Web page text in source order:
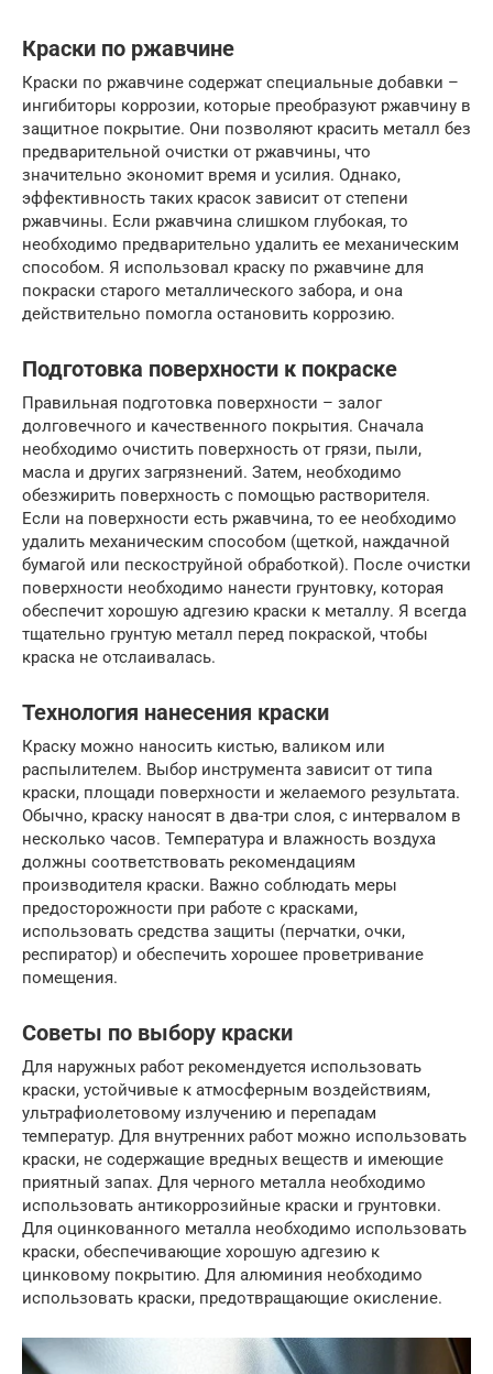
Краски по ржавчине
Краски по ржавчине содержат специальные добавки –
ингибиторы коррозии, которые преобразуют ржавчину в
защитное покрытие. Они позволяют красить металл без
предварительной очистки от ржавчины, что
значительно экономит время и усилия. Однако,
эффективность таких красок зависит от степени
ржавчины. Если ржавчина слишком глубокая, то
необходимо предварительно удалить ее механическим
способом. Я использовал краску по ржавчине для
покраски старого металлического забора, и она
действительно помогла остановить коррозию.
Подготовка поверхности к покраске
Правильная подготовка поверхности – залог
долговечного и качественного покрытия. Сначала
необходимо очистить поверхность от грязи, пыли,
масла и других загрязнений. Затем, необходимо
обезжирить поверхность с помощью растворителя.
Если на поверхности есть ржавчина, то ее необходимо
удалить механическим способом (щеткой, наждачной
бумагой или пескоструйной обработкой). После очистки
поверхности необходимо нанести грунтовку, которая
обеспечит хорошую адгезию краски к металлу. Я всегда
тщательно грунтую металл перед покраской, чтобы
краска не отслаивалась.
Технология нанесения краски
Краску можно наносить кистью, валиком или
распылителем. Выбор инструмента зависит от типа
краски, площади поверхности и желаемого результата.
Обычно, краску наносят в два-три слоя, с интервалом в
несколько часов. Температура и влажность воздуха
должны соответствовать рекомендациям
производителя краски. Важно соблюдать меры
предосторожности при работе с красками,
использовать средства защиты (перчатки, очки,
респиратор) и обеспечить хорошее проветривание
помещения.
Советы по выбору краски
Для наружных работ рекомендуется использовать
краски, устойчивые к атмосферным воздействиям,
ультрафиолетовому излучению и перепадам
температур. Для внутренних работ можно использовать
краски, не содержащие вредных веществ и имеющие
приятный запах. Для черного металла необходимо
использовать антикоррозийные краски и грунтовки.
Для оцинкованного металла необходимо использовать
краски, обеспечивающие хорошую адгезию к
цинковому покрытию. Для алюминия необходимо
использовать краски, предотвращающие окисление.